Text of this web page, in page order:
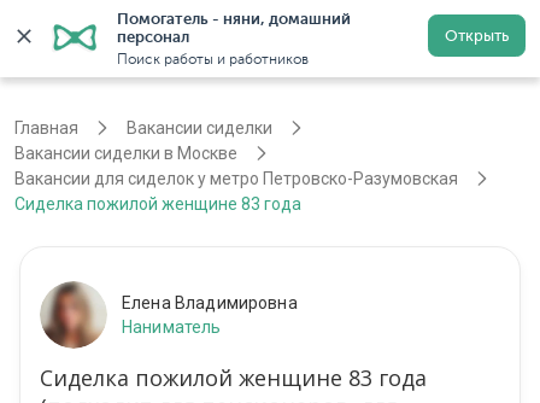
Помогатель - няни, домашний
персонал
Поиск работы и работников
Открыть
Регистрация
Главная
Вакансии сиделки
Вакансии сиделки в Москве
Вакансии для сиделок у метро Петровско-Разумовская
Сиделка пожилой женщине 83 года
Елена Владимировна
Наниматель
Сиделка пожилой женщине 83 года